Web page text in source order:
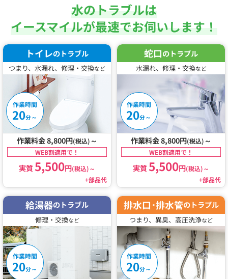
水のトラブルは
イースマイルが最速でお伺いします！
トイレのトラブル
つまり、水漏れ、修理・交換など
作業時間
20分～
作業料金 8,800円(税込) ～
WEB割適用で！
実質5,500円(税込)～
+部品代
蛇口のトラブル
水漏れ、修理・交換など
作業時間
20分～
作業料金 8,800円(税込) ～
WEB割適用で！
実質5,500円(税込)～
+部品代
給湯器のトラブル
修理・交換など
作業時間
20分～
排水口･排水管のトラブル
つまり、異臭、高圧洗浄など
作業時間
20分～